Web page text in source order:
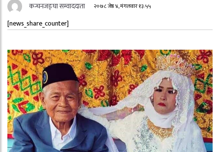
कन्चनजङ्घा सम्वाददाता २०७८ जेष्ठ ४, मंगलवार १३:५५
[news_share_counter]